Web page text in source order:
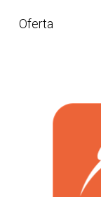
Oferta